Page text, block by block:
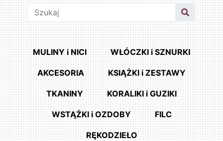
MULINY i NICI WŁÓCZKI i SZNURKI
AKCESORIA KSIĄŻKI i ZESTAWY
TKANINY KORALIKI i GUZIKI
WSTĄŻKI i OZDOBY FILC
RĘKODZIEŁO